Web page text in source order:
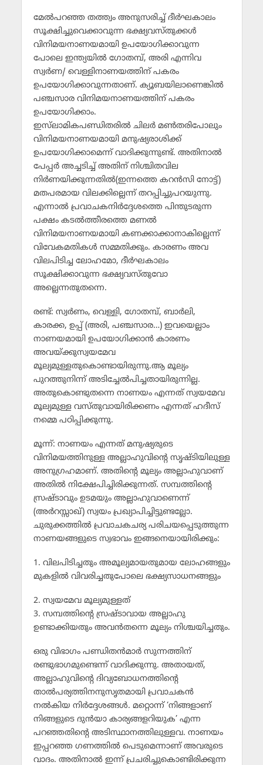
മേല്‍പറഞ്ഞ തത്ത്വം അനുസരിച്ച് ദീര്‍ഘകാലം
സൂക്ഷിച്ചുവെക്കാവുന്ന ഭക്ഷ്യവസ്തുക്കള്‍
വിനിമയനാണയമായി ഉപയോഗിക്കാവുന്ന
പോലെ ഇന്ത്യയില്‍ ഗോതമ്പ്, അരി എന്നിവ
സ്വര്‍ണ/ വെള്ളിനാണയത്തിന് പകരം
ഉപയോഗിക്കാവുന്നതാണ്. ക്യൂബയിലാണെങ്കില്‍
പഞ്ചസാര വിനിമയനാണയത്തിന് പകരം
ഉപയോഗിക്കാം.
ഇസ്‌ലാമികപണ്ഡിതരില്‍ ചിലര്‍ മണ്‍തരിപോലും
വിനിമയനാണയമായി മനുഷ്യരാശിക്ക്
ഉപയോഗിക്കാമെന്ന് വാദിക്കുന്നുണ്ട്. അതിനാല്‍
പേപ്പര്‍ അച്ചടിച്ച് അതിന് നിശ്ചിതവില
നിര്‍ണയിക്കുന്നതില്‍(ഇന്നത്തെ കറന്‍സി നോട്ട്)
മതപരമായ വിലക്കില്ലെന്ന് തറപ്പിച്ചുപറയുന്നു.
എന്നാല്‍ പ്രവാചകനിര്‍ദ്ദേശത്തെ പിന്തുടരുന്ന
പക്ഷം കടല്‍ത്തീരത്തെ മണല്‍
വിനിമയനാണയമായി കണക്കാക്കാനാകില്ലെന്ന്
വിവേകമതികള്‍ സമ്മതിക്കും. കാരണം അവ
വിലപിടിച്ച ലോഹമോ, ദീര്‍ഘകാലം
സൂക്ഷിക്കാവുന്ന ഭക്ഷ്യവസ്തുവോ
അല്ലെന്നതുതന്നെ.
രണ്ട്: സ്വര്‍ണം, വെള്ളി, ഗോതമ്പ്, ബാര്‍ലി,
കാരക്ക, ഉപ്പ് (അരി, പഞ്ചസാര…) ഇവയെല്ലാം
നാണയമായി ഉപയോഗിക്കാന്‍ കാരണം
അവയ്ക്കുസ്വയമേവ
മൂല്യമുള്ളതുകൊണ്ടായിരുന്നു.ആ മൂല്യം
പുറത്തുനിന്ന് അടിച്ചേല്‍പിച്ചതായിരുന്നില്ല.
അതുകൊണ്ടുതന്നെ നാണയം എന്നത് സ്വയമേവ
മൂല്യമുള്ള വസ്തുവായിരിക്കണം എന്നത് ഹദീസ്
നമ്മെ പഠിപ്പിക്കുന്നു.
മൂന്ന്: നാണയം എന്നത് മനുഷ്യരുടെ
വിനിമയത്തിനുള്ള അല്ലാഹുവിന്റെ സൃഷ്ടിയിലുള്ള
അനുഗ്രഹമാണ്. അതിന്റെ മൂല്യം അല്ലാഹുവാണ്
അതില്‍ നിക്ഷേപിച്ചിരിക്കുന്നത്. സമ്പത്തിന്റെ
സ്രഷ്ടാവും ഉടമയും അല്ലാഹുവാണെന്ന്
(അര്‍റസ്സാഖ്) സ്വയം പ്രഖ്യാപിച്ചിട്ടുണ്ടല്ലോ.
ചുരുക്കത്തില്‍ പ്രവാചകചര്യ പരിചയപ്പെടുത്തുന്ന
നാണയങ്ങളുടെ സ്വഭാവം ഇങ്ങനെയായിരിക്കും:
1. വിലപിടിച്ചതും അമൂല്യമായതുമായ ലോഹങ്ങളും
മുകളില്‍ വിവരിച്ചതുപോലെ ഭക്ഷ്യസാധനങ്ങളും
2. സ്വയമേവ മൂല്യമുള്ളത്
3. സമ്പത്തിന്റെ സ്രഷ്ടാവായ അല്ലാഹു
ഉണ്ടാക്കിയതും അവന്‍തന്നെ മൂല്യം നിശ്ചയിച്ചതും.
ഒരു വിഭാഗം പണ്ഡിതന്‍മാര്‍ സുന്നത്തിന്
രണ്ടുഭാഗമുണ്ടെന്ന് വാദിക്കുന്നു. അതായത്,
അല്ലാഹുവിന്റെ ദിവ്യബോധനത്തിന്റെ
താല്‍പര്യത്തിനനുസൃതമായി പ്രവാചകന്‍
നല്‍കിയ നിര്‍ദ്ദേശങ്ങള്‍. മറ്റൊന്ന് ‘നിങ്ങളാണ്
നിങ്ങളുടെ ദുന്‍യാ കാര്യങ്ങളറിയുക’ എന്ന
പറഞ്ഞതിന്റെ അടിസ്ഥാനത്തിലുള്ളവ. നാണയം
ഇപ്പറഞ്ഞ ഗണത്തില്‍ പെടുമെന്നാണ് അവരുടെ
വാദം. അതിനാല്‍ ഇന്ന് പ്രചരിച്ചുകൊണ്ടിരിക്കുന്ന